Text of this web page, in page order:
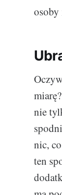
nie
nic,
ten